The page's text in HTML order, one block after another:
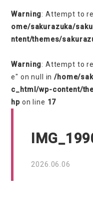
Warning: Attempt to
ome/sakurazuka/
ntent/themes/
Warning: Attempt to
e" on null in/home/
c_html/wp-content/
hp on line 17
2026.06.06